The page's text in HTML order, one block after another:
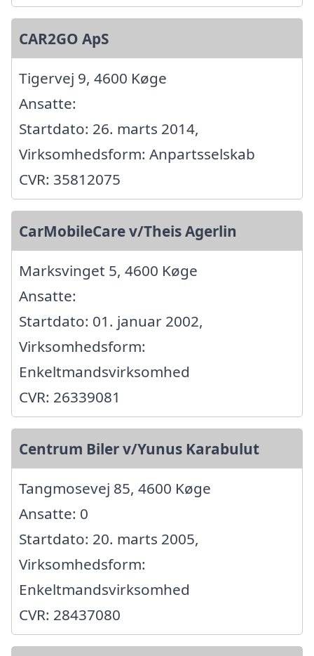
CAR2GO ApS
Tigervej 9, 4600 Køge
Ansatte:
Startdato: 26. marts 2014,
Virksomhedsform: Anpartsselskab
CVR: 35812075
CarMobileCare v/Theis Agerlin
Marksvinget 5, 4600 Køge
Ansatte:
Startdato: 01. januar 2002,
Virksomhedsform:
Enkeltmandsvirksomhed
CVR: 26339081
Centrum Biler v/Yunus Karabulut
Tangmosevej 85, 4600 Køge
Ansatte: 0
Startdato: 20. marts 2005,
Virksomhedsform:
Enkeltmandsvirksomhed
CVR: 28437080